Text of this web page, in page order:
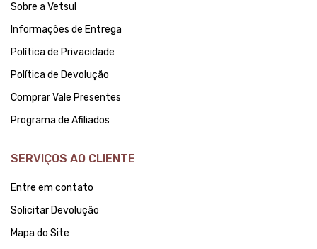
Sobre a Vetsul
Informações de Entrega
Política de Privacidade
Política de Devolução
Comprar Vale Presentes
Programa de Afiliados
SERVIÇOS AO CLIENTE
Entre em contato
Solicitar Devolução
Mapa do Site